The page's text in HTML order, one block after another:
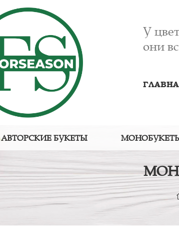
У
они
АВТОРСКИЕ БУКЕТЫ